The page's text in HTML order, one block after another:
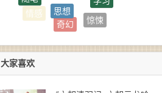
社科
商业
言情
情感 惊悚
奇幻
大家喜欢